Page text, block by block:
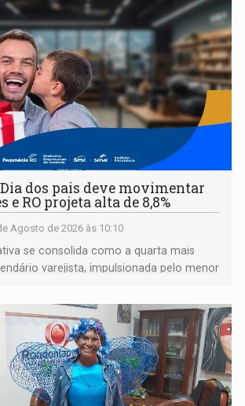
Dia dos pais deve movimentar
e RO projeta alta de 8,8%
Agosto de 2026 às 10:10
se consolida como a quarta mais
varejista, impulsionada pelo menor